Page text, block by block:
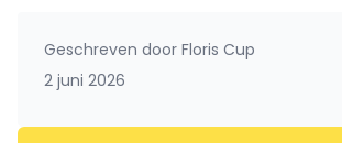
Geschreven door Floris Cup
2 juni 2026